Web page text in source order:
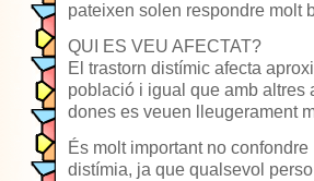
pateixen solen respondre molt
QUI ES VEU AFECTAT?
El trastorn distímic afecta
població i igual que amb altres
dones es veuen lleugerament
És molt important no
distímia, ja que qualsevol